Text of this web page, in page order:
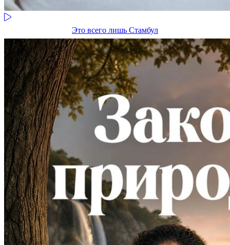
Это всего лишь Стамбул